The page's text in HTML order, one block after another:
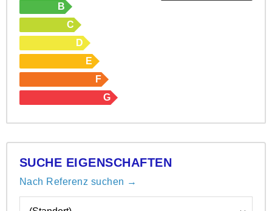
B
C
D
E
F
G
SUCHE EIGENSCHAFTEN
Nach Referenz suchen →